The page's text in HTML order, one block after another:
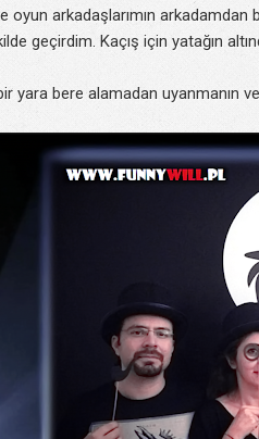
oyun arkadaşlarımın arkadamdan
geçirdim. Kaçış için yatağın
yara bere alamadan uyanmanın